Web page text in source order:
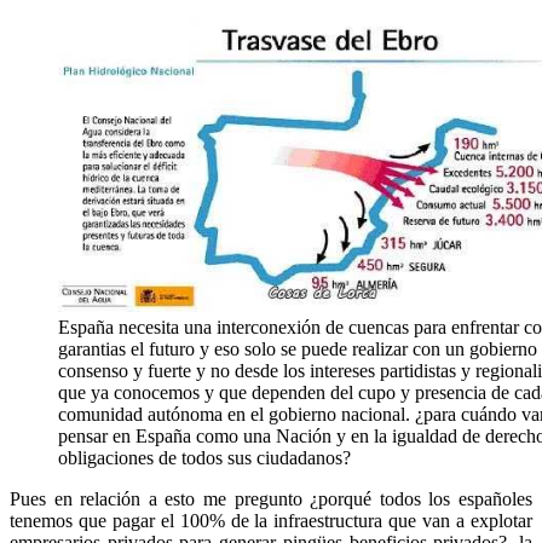
España necesita una interconexión de cuencas para enfrentar
garantias el futuro y eso solo se puede realizar con un gobierno
consenso y fuerte y no desde los intereses partidistas y
que ya conocemos y que dependen del cupo y presencia de
comunidad autónoma en el gobierno nacional. ¿para cuándo
pensar en España como una Nación y en la igualdad de
obligaciones de todos sus ciudadanos?
Pues en relación a esto me pregunto ¿porqué todos los españoles
tenemos que pagar el 100% de la infraestructura que van a explotar